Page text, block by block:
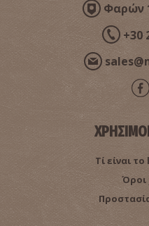
Παραλία Νεάπολη
Φαρών
+30
Τί είναι
Όροι